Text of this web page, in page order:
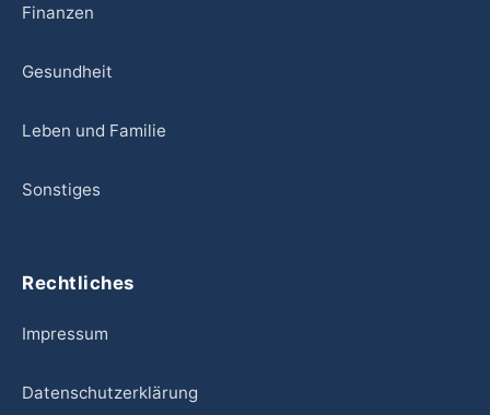
Finanzen
Gesundheit
Leben und Familie
Sonstiges
Rechtliches
Impressum
Datenschutzerklärung